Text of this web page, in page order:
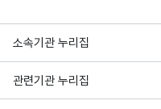
소속기관 누리집
관련기관 누리집